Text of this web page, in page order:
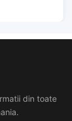
din toate